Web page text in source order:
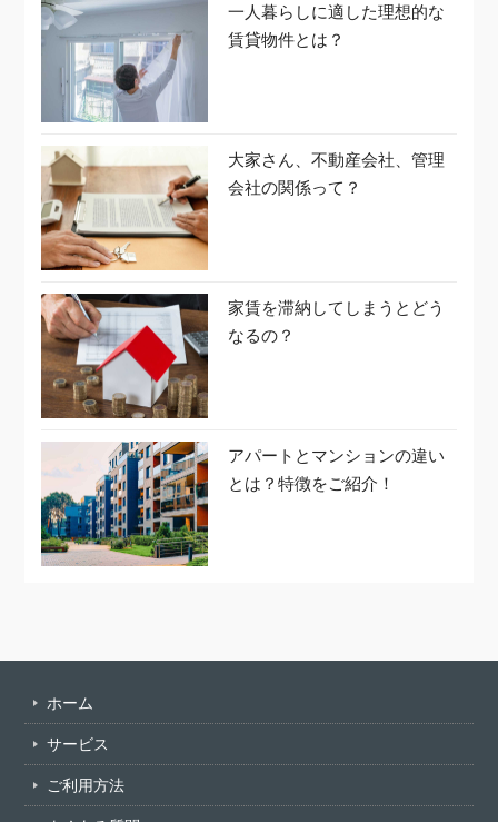
一人暮らしに適した理想的な
賃貸物件とは？
大家さん、不動産会社、管理
会社の関係って？
家賃を滞納してしまうとどう
なるの？
アパートとマンションの違い
とは？特徴をご紹介！
ホーム
サービス
ご利用方法